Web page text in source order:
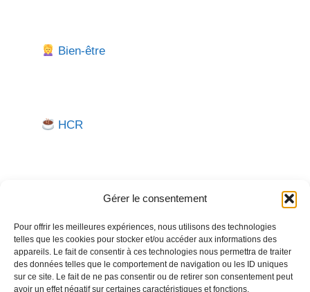
Gérer le consentement
Pour offrir les meilleures expériences, nous utilisons des technologies
telles que les cookies pour stocker et/ou accéder aux informations des
appareils. Le fait de consentir à ces technologies nous permettra de traiter
des données telles que le comportement de navigation ou les ID uniques
sur ce site. Le fait de ne pas consentir ou de retirer son consentement peut
avoir un effet négatif sur certaines caractéristiques et fonctions.
Bien-être
HCR
Besoin d'aide pour créer ou gérer votre entreprise ?
Un expert vous répond.